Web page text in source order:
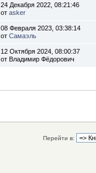
24 Декабря 2022, 08:21:46
отasker
08 Февраля 2023, 03:38:14
отСамаэль
12 Октября 2024, 08:00:37
от Владимир Фёдорович
Перейти в: